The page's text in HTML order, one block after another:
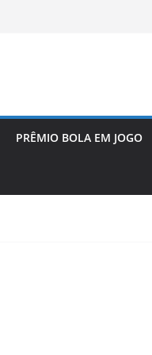
PRÊMIO BOLA EM JOGO